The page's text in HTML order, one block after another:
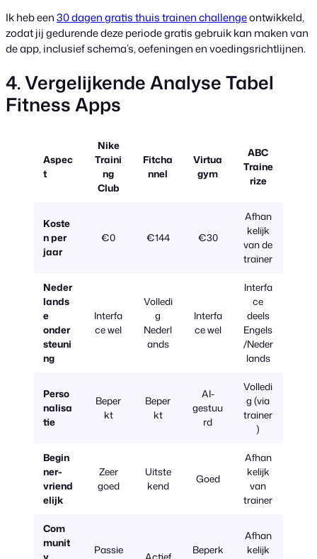
Ik heb een30 dagen gratis thuis trainen challengeontwikkeld,
zodat jij gedurende deze periode gratis gebruik kan maken van
de app, inclusief schema’s, oefeningen en voedingsrichtlijnen.
4. Vergelijkende Analyse Tabel
Fitness Apps
Aspec
t
Nike
Traini
ng
Club
Fitcha
nnel
Virtua
gym
ABC
Traine
rize
Koste
n per
jaar
€0 €144 €30
Afhan
kelijk
van de
trainer
Neder
lands
e
onder
steuni
ng
Interfa
ce wel
Volledi
g
Nederl
ands
Interfa
ce wel
Interfa
ce
deels
Engels
/Neder
lands
Perso
nalisa
tie
Beper
kt
Beper
kt
AI-
gestuu
rd
Volledi
g (via
trainer
)
Begin
ner-
vriend
elijk
Zeer
goed
Uitste
kend
Goed
Afhan
kelijk
van
trainer
Com
munit
Passie
Beperk
Afhan
kelijk